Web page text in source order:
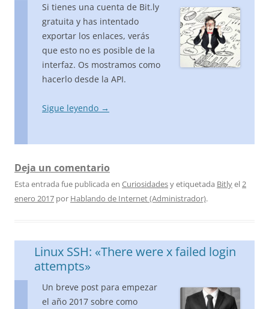
Si tienes una cuenta de Bit.ly
gratuita y has intentado
exportar los enlaces, verás
que esto no es posible de la
interfaz. Os mostramos como
hacerlo desde la API.
Sigue leyendo →
Deja un comentario
Esta entrada fue publicada en Curiosidadesy etiquetada Bitlyel 2
enero 2017 por Hablando de Internet (Administrador).
Linux SSH: «There were x failed login
attempts»
Un breve post para empezar
el año 2017 sobre como